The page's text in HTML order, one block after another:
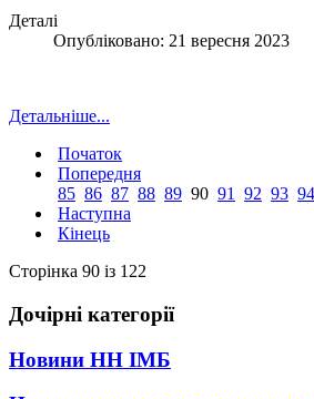
Деталі
Опубліковано: 21 вересня 2023
Детальніше...
Початок
Попередня
85 86 87 88 89 90 91 92 93 94
Наступна
Кінець
Сторінка 90 із 122
Дочірні категорії
Новини НН ІМБ